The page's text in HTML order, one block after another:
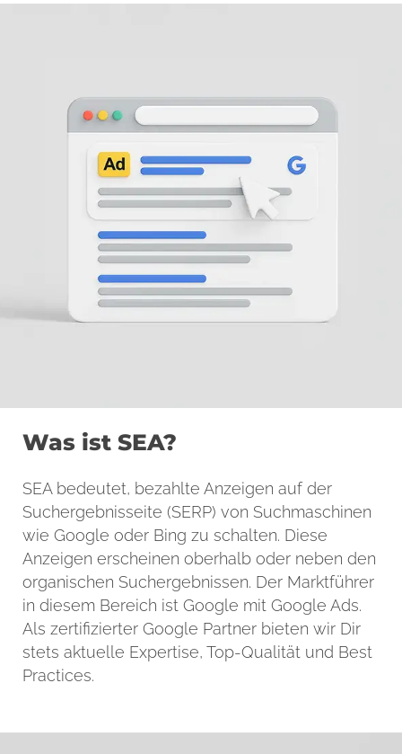
Was ist SEA?
SEA bedeutet, bezahlte Anzeigen auf der
Suchergebnisseite (SERP) von Suchmaschinen
wie Google oder Bing zu schalten. Diese
Anzeigen erscheinen oberhalb oder neben den
organischen Suchergebnissen. Der Marktführer
in diesem Bereich ist Google mit Google Ads.
Als zertifizierter Google Partner bieten wir Dir
stets aktuelle Expertise, Top-Qualität und Best
Practices.